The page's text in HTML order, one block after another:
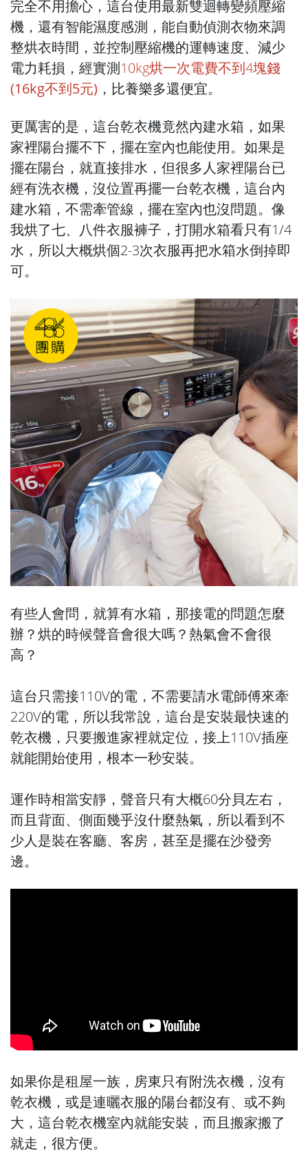
完全不用擔心，這台使用最新雙迴轉變頻壓縮
機，還有智能濕度感測，能自動偵測衣物來調
整烘衣時間，並控制壓縮機的運轉速度、減少
電力耗損，經實測10kg烘一次電費不到4塊錢
(16kg不到5元) ， 比養樂多還便宜。
更厲害的是，這台乾衣機竟然內建水箱，如果
家裡陽台擺不下，擺在室內也能使用。如果是
擺在陽台，就直接排水，但很多人家裡陽台已
經有洗衣機，沒位置再擺一台乾衣機，這台內
建水箱，不需牽管線，擺在室內也沒問題。像
我烘了七、八件衣服褲子，打開水箱看只有1/4
水，所以大概烘個2-3次衣服再把水箱水倒掉即
可。
有些人會問，就算有水箱，那接電的問題怎麼
辦？烘的時候聲音會很大嗎？熱氣會不會很
高？
這台只需接110V的電，不需要請水電師傅來牽
220V的電，所以我常說，這台是安裝最快速的
乾衣機，只要搬進家裡就定位，接上110V插座
就能開始使用，根本一秒安裝。
運作時相當安靜，聲音只有大概60分貝左右，
而且背面、側面幾乎沒什麼熱氣，所以看到不
少人是裝在客廳、客房，甚至是擺在沙發旁
邊。
如果你是租屋一族，房東只有附洗衣機，沒有
乾衣機，或是連曬衣服的陽台都沒有、或不夠
大，這台乾衣機室內就能安裝，而且搬家搬了
就走，很方便。